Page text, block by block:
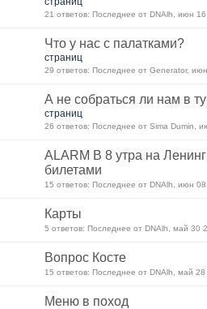
21 ответов: Последнее от DNAlh, июн
Что у нас с палатками?
страниц
29 ответов: Последнее от Generator,
А не собраться ли нам в
страниц
26 ответов: Последнее от Sima Dumin,
ALARM В 8 утра на
билетами
15 ответов: Последнее от DNAlh, июн
Карты
5 ответов: Последнее от DNAlh, май 30
Вопрос Косте
15 ответов: Последнее от DNAlh, май
Меню в поход